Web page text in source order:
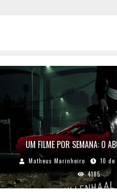
UM FILME POR SEMANA: O
Matheus Marinheiro
10 de
4185